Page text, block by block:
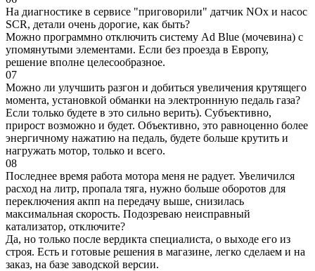
На диагностике в сервисе "приговорили" датчик NOx и насос
SCR, детали очень дорогие, как быть?
Можно программно отключить систему Ad Blue (мочевина) с
упомянутыми элементами. Если без проезда в Европу,
решение вполне целесообразное.
07
Можно ли улучшить разгон и добиться увеличения крутящего
момента, установкой обманки на электроннную педаль газа?
Если только будете в это сильно верить). Субъективно,
прирост возможно и будет. Объективно, это равноценно более
энергичному нажатию на педаль, будете больше крутить и
нагружать мотор, только и всего.
08
Последнее время работа мотора меня не радует. Увеличился
расход на литр, пропала тяга, нужно больше оборотов для
переключения акпп на передачу выше, снизилась
максимальная скорость. Подозреваю неисправный
катализатор, отключите?
Да, но только после вердикта специалиста, о выходе его из
строя. Есть и готовые решения в магазине, легко сделаем и на
заказ, на базе заводской версии.